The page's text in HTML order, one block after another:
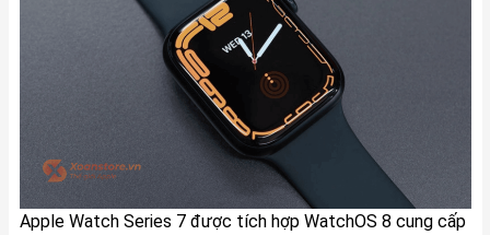
Apple Watch Series 7 được tích hợp WatchOS 8 cung cấp